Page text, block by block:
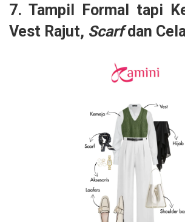
7. Tampil Formal tapi
Vest Rajut, Scarfdan